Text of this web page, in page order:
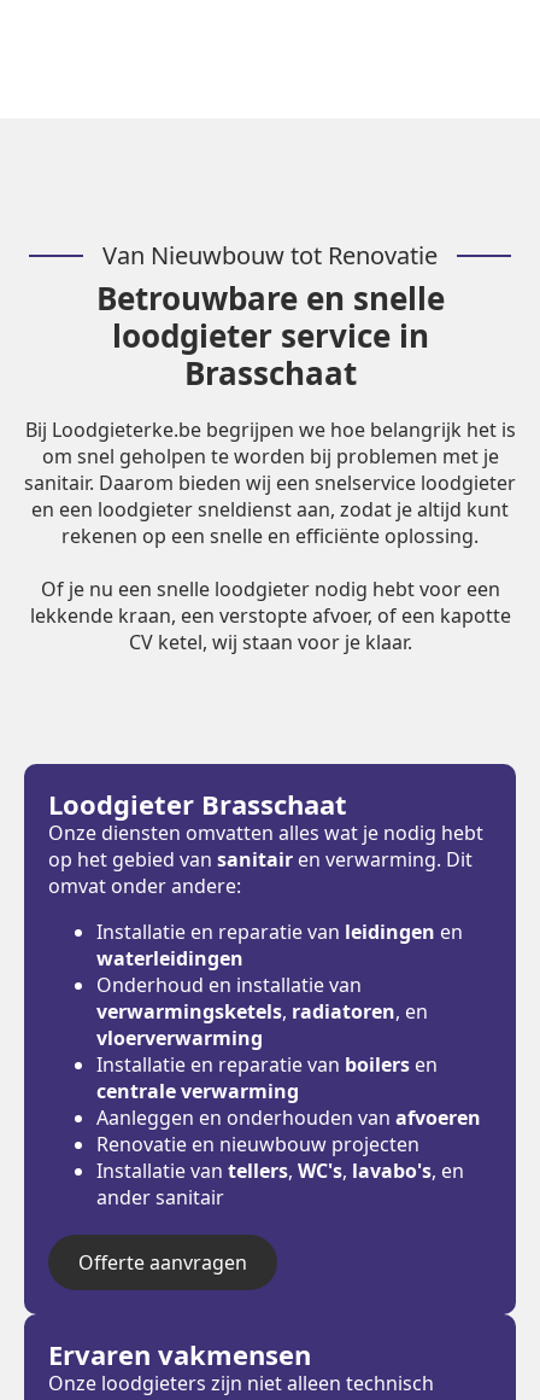
Van Nieuwbouw tot Renovatie
Betrouwbare en snelle
loodgieter service in
Brasschaat
Bij Loodgieterke.be begrijpen we hoe belangrijk het is
om snel geholpen te worden bij problemen met je
sanitair. Daarom bieden wij een snelservice loodgieter
en een loodgieter sneldienst aan, zodat je altijd kunt
rekenen op een snelle en efficiënte oplossing.
Of je nu een snelle loodgieter nodig hebt voor een
lekkende kraan, een verstopte afvoer, of een kapotte
CV ketel, wij staan voor je klaar.
Loodgieter Brasschaat
Onze diensten omvatten alles wat je nodig hebt
op het gebied van sanitair en verwarming. Dit
omvat onder andere:
Installatie en reparatie van leidingen en
waterleidingen
Onderhoud en installatie van
verwarmingsketels, radiatoren, en
vloerverwarming
Installatie en reparatie van boilers en
centrale verwarming
Aanleggen en onderhouden van afvoeren
Renovatie en nieuwbouw projecten
Installatie van tellers, WC's, lavabo's, en
ander sanitair
Offerte aanvragen
Ervaren vakmensen
Onze loodgieters zijn niet alleen technisch